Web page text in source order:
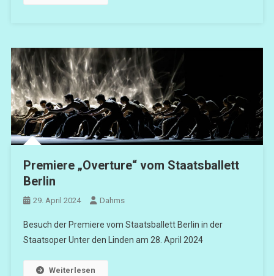
Premiere „Overture“ vom Staatsballett
Berlin
29. April 2024 Dahms
Besuch der Premiere vom Staatsballett Berlin in der
Staatsoper Unter den Linden am 28. April 2024
Weiterlesen